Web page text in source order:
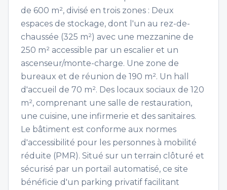
de 600 m², divisé en trois zones : Deux
espaces de stockage, dont l'un au rez-de-
chaussée (325 m²) avec une mezzanine de
250 m² accessible par un escalier et un
ascenseur/monte-charge. Une zone de
bureaux et de réunion de 190 m². Un hall
d'accueil de 70 m². Des locaux sociaux de 120
m², comprenant une salle de restauration,
une cuisine, une infirmerie et des sanitaires.
Le bâtiment est conforme aux normes
d'accessibilité pour les personnes à mobilité
réduite (PMR). Situé sur un terrain clôturé et
sécurisé par un portail automatisé, ce site
bénéficie d'un parking privatif facilitant